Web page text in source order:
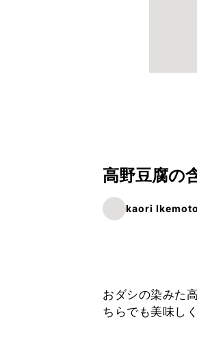
高野豆腐の
kaori Ikemoto
おダシの染みた
ちらでも美味し